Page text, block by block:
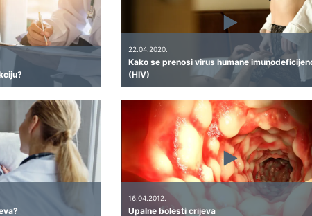
22.04.2020.
Kako se prenosi virus humane
(HIV)
16.04.2012.
Upalne bolesti crijeva